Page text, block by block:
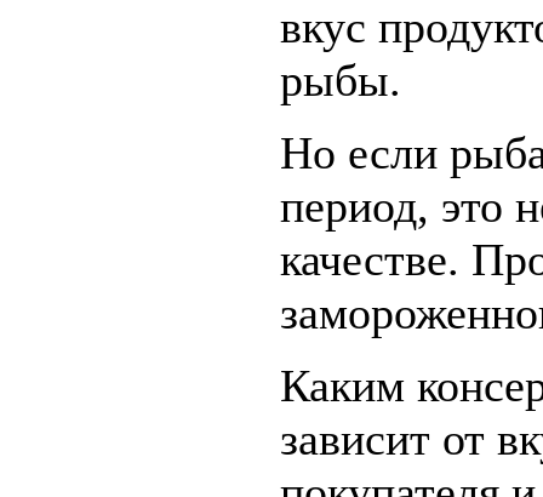
вкус
рыбы.
Но если
период, это
качестве.
Каким
зависит от